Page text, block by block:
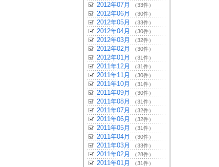
2012年07月 （33件）
2012年06月 （30件）
2012年05月 （33件）
2012年04月 （30件）
2012年03月 （32件）
2012年02月 （30件）
2012年01月 （31件）
2011年12月 （31件）
2011年11月 （30件）
2011年10月 （31件）
2011年09月 （30件）
2011年08月 （31件）
2011年07月 （32件）
2011年06月 （32件）
2011年05月 （31件）
2011年04月 （30件）
2011年03月 （33件）
2011年02月 （28件）
2011年01月 （31件）